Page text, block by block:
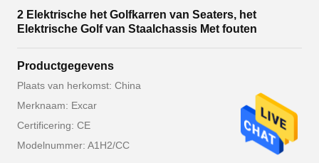
2 Elektrische het Golfkarren van Seaters, het
Elektrische Golf van Staalchassis Met fouten
Productgegevens
Plaats van herkomst: China
Merknaam: Excar
Certificering: CE
Modelnummer: A1H2/CC